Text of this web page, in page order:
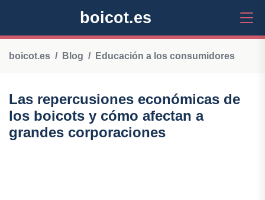
boicot.es
boicot.es Blog Educación a los consumidores
Las repercusiones económicas de
los boicots y cómo afectan a
grandes corporaciones